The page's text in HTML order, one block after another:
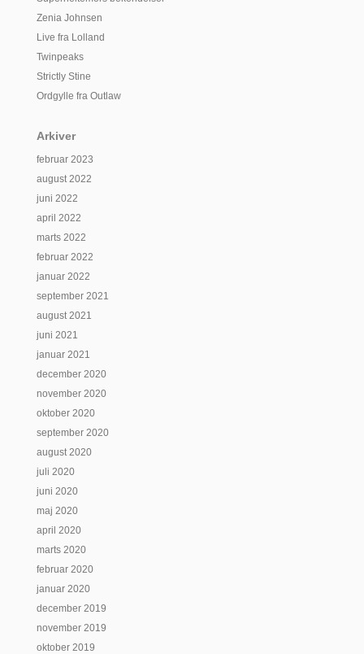
Zenia Johnsen
Live fra Lolland
Twinpeaks
Strictly Stine
Ordgylle fra Outlaw
Arkiver
februar 2023
august 2022
juni 2022
april 2022
marts 2022
februar 2022
januar 2022
september 2021
august 2021
juni 2021
januar 2021
december 2020
november 2020
oktober 2020
september 2020
august 2020
juli 2020
juni 2020
maj 2020
april 2020
marts 2020
februar 2020
januar 2020
december 2019
november 2019
oktober 2019